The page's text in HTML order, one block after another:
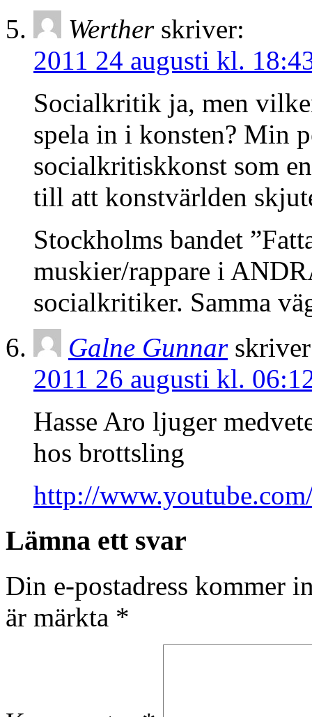
Werther skriver:
2011 24 augusti kl.
Socialkritik ja, men
spela in i konsten? Min
socialkritiskkonst som
till att konstvärlden
Stockholms bandet
muskier/rappare i
socialkritiker. Samma
Galne Gunnar
2011 26 augusti kl.
Hasse Aro ljuger
hos brottsling
http://
Lämna ett svar
Din e-postadress kommer
är märkta *